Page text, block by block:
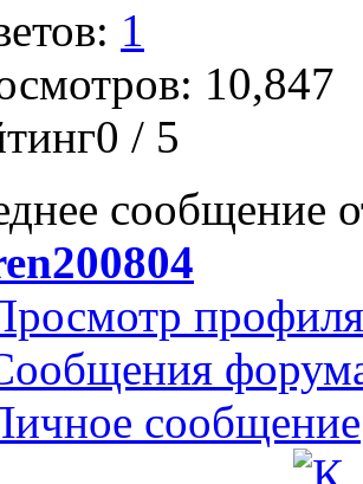
1
10,847
/ 5
сообщение
профиля
сообщение